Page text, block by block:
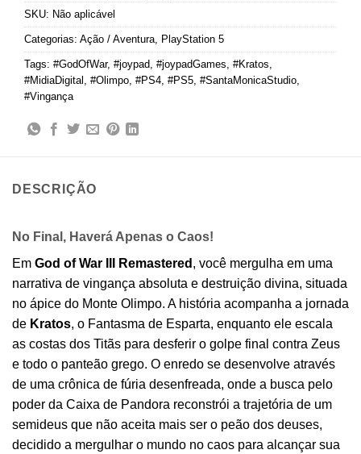
SKU: Não aplicável
Categorias: Ação / Aventura PlayStation 5
Tags: #GodOfWar, #joypad #joypadGames #Kratos
#MidiaDigital
#Olimpo #PS4 #PS5 #SantaMonicaStudio
#Vingança
DESCRIÇÃO
No Final, Haverá Apenas o Caos!
Em God of War III Remastered , você mergulha em uma
narrativa de vingança absoluta e destruição divina, situada
no ápice do Monte Olimpo. A história acompanha a jornada
de Kratos, o Fantasma de Esparta, enquanto ele escala
as costas dos Titãs para desferir o golpe final contra Zeus
e todo o panteão grego. O enredo se desenvolve através
de uma crônica de fúria desenfreada, onde a busca pelo
poder da Caixa de Pandora reconstrói a trajetória de um
semideus que não aceita mais ser o peão dos deuses,
decidido a mergulhar o mundo no caos para alcançar sua